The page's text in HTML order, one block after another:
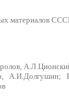
материалов
А.И.Долгушин;